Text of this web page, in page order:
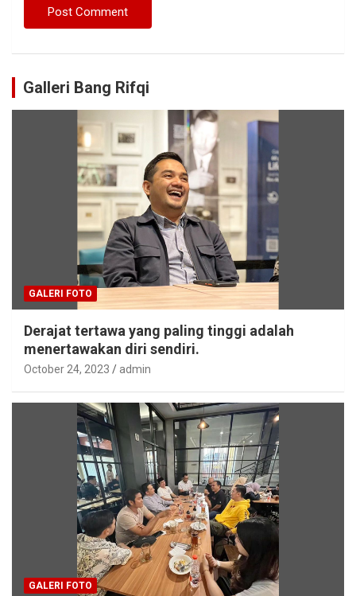
Galleri Bang Rifqi
GALERI FOTO
Derajat tertawa yang paling tinggi adalah
menertawakan diri sendiri.
October 24, 2023 admin
GALERI FOTO